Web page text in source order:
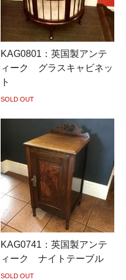
KAG0801：英国製アンテ
ィーク グラスキャビネッ
ト
SOLD OUT
KAG0741：英国製アンテ
ィーク ナイトテーブル
SOLD OUT